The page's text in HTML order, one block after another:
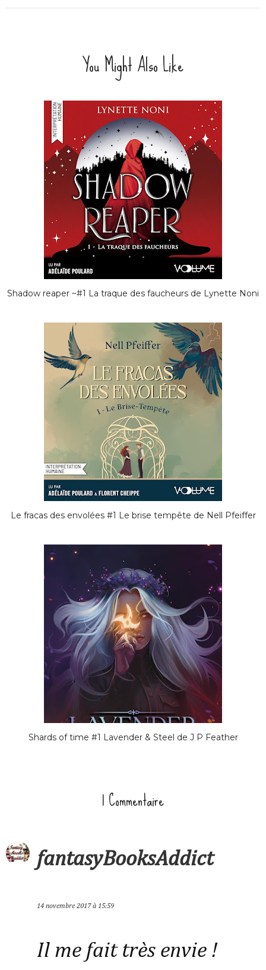
You Might Also Like
Shadow reaper ~#1 La traque des faucheurs de Lynette Noni
Le fracas des envolées #1 Le brise tempête de Nell Pfeiffer
Shards of time #1 Lavender & Steel de J P Feather
1 Commentaire
fantasyBooksAddict
14 novembre 2017 à 15:59
Il me fait très envie !